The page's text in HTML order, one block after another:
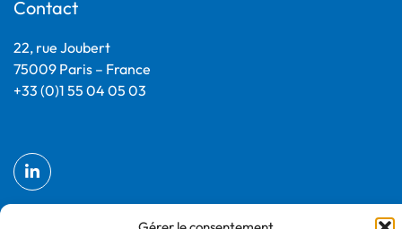
Contact
22, rue Joubert
75009 Paris – France
+33 (0)1 55 04 05 03